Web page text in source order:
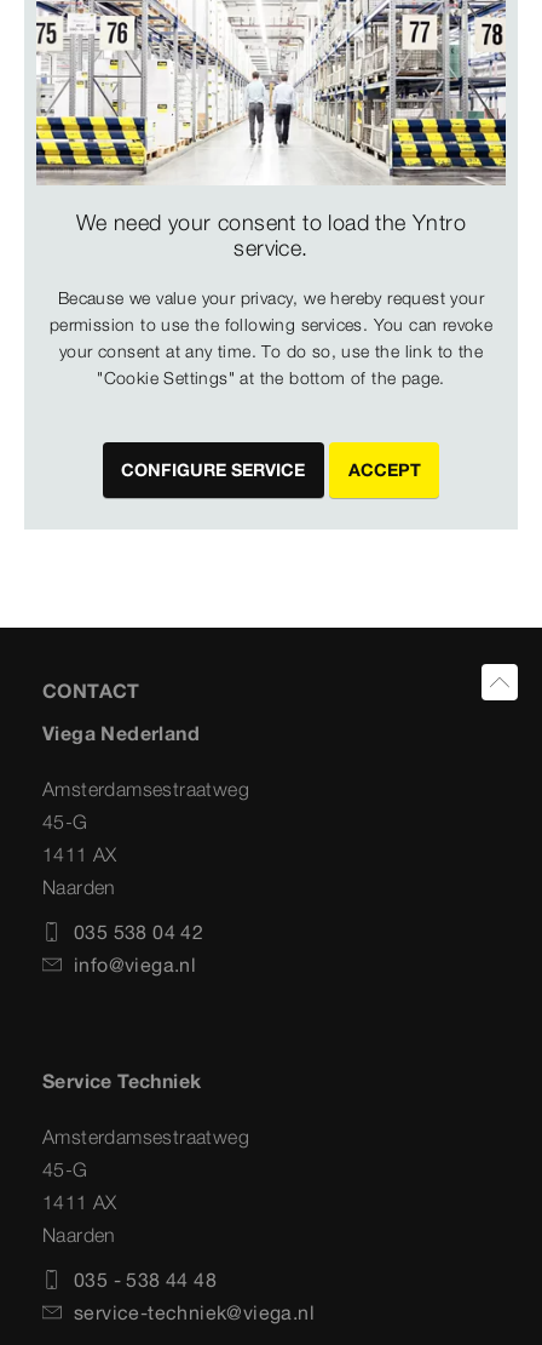
We need your consent to load the Yntro
service.
Because we value your privacy, we hereby request your
permission to use the following services. You can revoke
your consent at any time. To do so, use the link to the
"Cookie Settings" at the bottom of the page.
CONFIGURE SERVICE ACCEPT
CONTACT
Viega Nederland
Amsterdamsestraatweg
45-G
1411 AX
Naarden
035 538 04 42
info@viega.nl
Service Techniek
Amsterdamsestraatweg
45-G
1411 AX
Naarden
035 - 538 44 48
service-techniek@viega.nl